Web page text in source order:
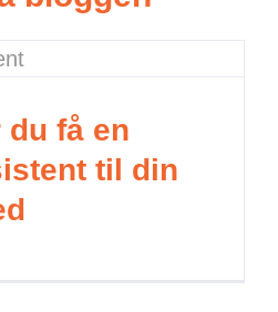
du få en
til din